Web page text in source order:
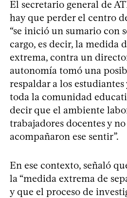
El secretario general de
hay que perder el centro
“se inició un sumario con
cargo, es decir, la medida
extrema, contra un
autonomía tomó una
respaldar a los estudiantes
toda la comunidad
decir que el ambiente
trabajadores docentes y
acompañaron ese sentir”.
En ese contexto, señaló
la “medida extrema de
y que el proceso de